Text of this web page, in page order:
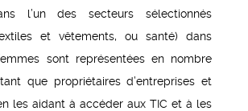
l’un des secteurs sélectionnés
et vêtements, ou santé) dans
sont représentées en nombre
que propriétaires d’entreprises et
les aidant à accéder aux TIC et à les